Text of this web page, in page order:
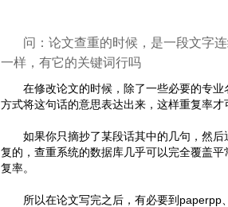
问：论文查重的时候，是一段文字
一样，有它的关键词行吗
在修改论文的时候，除了一些必要的专
方式将这句话的意思表达出来，这样重复率
如果你只摘抄了某段话其中的几句，然
复的，查重系统的数据库几乎可以完全覆盖
复率。
所以在论文写完之后，有必要到paperpp